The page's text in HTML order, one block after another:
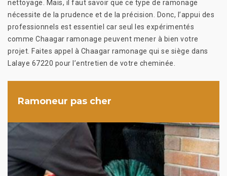
nettoyage. Mais, il faut savoir que ce type de ramonage
nécessite de la prudence et de la précision. Donc, l’appui des
professionnels est essentiel car seul les expérimentés
comme Chaagar ramonage peuvent mener à bien votre
projet. Faites appel à Chaagar ramonage qui se siège dans
Lalaye 67220 pour l’entretien de votre cheminée.
Ramoneur pas cher